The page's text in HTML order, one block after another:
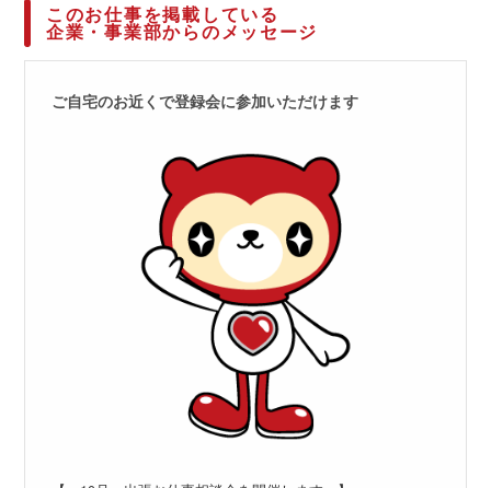
このお仕事を掲載している
企業・事業部からのメッセージ
ご自宅のお近くで登録会に参加いただけます